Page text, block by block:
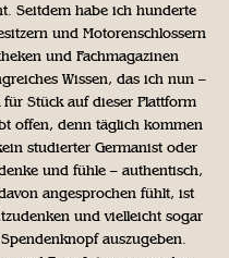
Seitdem habe ich hunderte
und Motorenschlossern
und Fachmagazinen
Wissen, das ich nun –
Stück auf dieser Plattform
offen, denn täglich kommen
studierter Germanist oder
und fühle – authentisch,
angesprochen fühlt, ist
und vielleicht sogar
auszugeben.